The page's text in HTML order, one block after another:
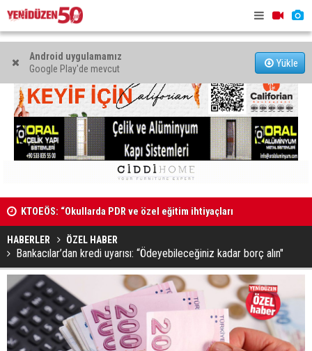
Android uygulamamız
Google Play'de mevcut
Yükle
KTOEÖS: “Okullarda PDR ve özel eğitim ihtiyaçları
görmezden geliniyor”
HABERLER ÖZEL HABER
Bankacılar’dan kredi uyarısı: “Ödeyebileceğiniz kadar borç alın"